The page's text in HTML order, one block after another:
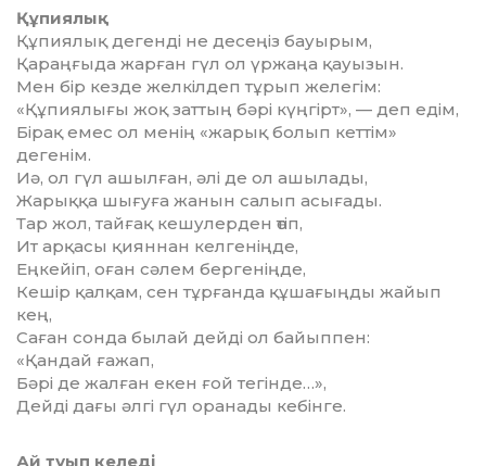
Құпиялық
Құпиялық дегенді не десеңіз бауырым,
Қараңғыда жарған гүл ол үржаңа қауызын.
Мен бір кезде желкілдеп тұрып желегім:
«Құпиялығы жоқ заттың бәрі күңгірт», — деп едім,
Бірақ емес ол менің «жарық болып кеттім»
дегенім.
Иә, ол гүл ашылған, әлі де ол ашылады,
Жарыққа шығуға жанын салып асығады.
Тар жол, тайғақ кешулерден өтіп,
Ит арқасы қияннан келгеніңде,
Еңкейіп, оған сәлем бергеніңде,
Кешір қалқам, сен тұрғанда құшағыңды жайып
кең,
Саған сонда былай дейді ол байыппен:
«Қандай ғажап,
Бәрі де жалған екен ғой тегінде…»,
Дейді дағы әлгі гүл оранады кебінге.
Ай туып келеді